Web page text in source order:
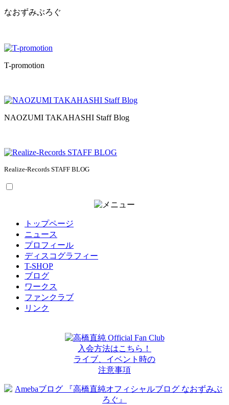
なおずみぶろぐ
T-promotion
NAOZUMI TAKAHASHI Staff Blog
Realize-Records STAFF BLOG
トップページ
ニュース
プロフィール
ディスコグラフィー
T-SHOP
ブログ
ワークス
ファンクラブ
リンク
入会方法はこちら！
ライブ、イベント時の
注意事項